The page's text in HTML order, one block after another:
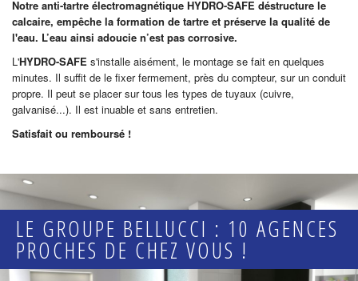
Notre anti-tartre électromagnétique HYDRO-SAFE déstructure le
calcaire, empêche la formation de tartre et préserve la qualité de
l'eau. L’eau ainsi adoucie n’est pas corrosive.
L'HYDRO-SAFE s'installe aisément, le montage se fait en quelques
minutes. Il suffit de le fixer fermement, près du compteur, sur un conduit
propre. Il peut se placer sur tous les types de tuyaux (cuivre,
galvanisé...). Il est inuable et sans entretien.
Satisfait ou remboursé !
LE GROUPE BELLUCCI : 10 AGENCES
PROCHES DE CHEZ VOUS !